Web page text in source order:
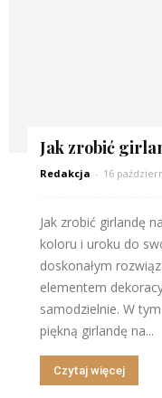
Jak zrobić
Redakcja - 16
Jak zrobić girlandę
koloru i uroku do
doskonałym
elementem
samodzielnie. W
piękną girlandę na...
Czytaj więcej